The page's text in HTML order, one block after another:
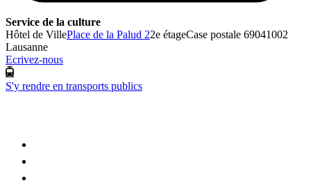
Service de la culture
Hôtel de VillePlace de la Palud 22e étageCase postale 69041002
Lausanne
Ecrivez-nous
S'y rendre en transports publics